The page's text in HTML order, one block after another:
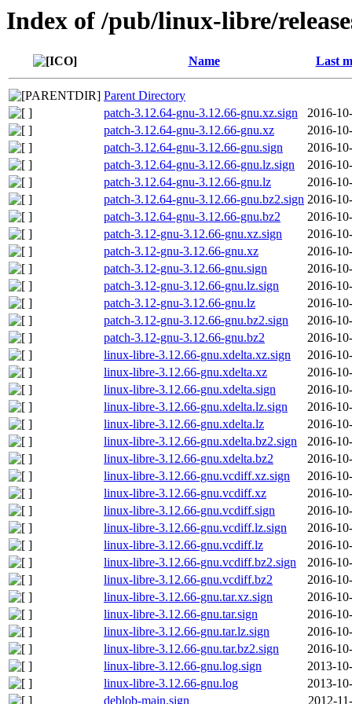
Index of /pub/linux-libre/
Name Last
Parent Directory
patch-3.12.64-gnu-3.12.66-gnu.xz.sign
2016-
patch-3.12.64-gnu-3.12.66-gnu.xz
2016-
patch-3.12.64-gnu-3.12.66-gnu.sign
2016-
patch-3.12.64-gnu-3.12.66-gnu.lz.sign
2016-
patch-3.12.64-gnu-3.12.66-gnu.lz
2016-
patch-3.12.64-gnu-3.12.66-gnu.bz2.sign 2016-
patch-3.12.64-gnu-3.12.66-gnu.bz2
2016-
patch-3.12-gnu-3.12.66-gnu.xz.sign
2016-
patch-3.12-gnu-3.12.66-gnu.xz
2016-
patch-3.12-gnu-3.12.66-gnu.sign
2016-
patch-3.12-gnu-3.12.66-gnu.lz.sign
2016-
patch-3.12-gnu-3.12.66-gnu.lz
2016-
patch-3.12-gnu-3.12.66-gnu.bz2.sign
2016-
patch-3.12-gnu-3.12.66-gnu.bz2
2016-
linux-libre-3.12.66-gnu.xdelta.xz.sign
2016-
linux-libre-3.12.66-gnu.xdelta.xz
2016-
linux-libre-3.12.66-gnu.xdelta.sign
2016-
linux-libre-3.12.66-gnu.xdelta.lz.sign
2016-
linux-libre-3.12.66-gnu.xdelta.lz
2016-
linux-libre-3.12.66-gnu.xdelta.bz2.sign
2016-
linux-libre-3.12.66-gnu.xdelta.bz2
2016-
linux-libre-3.12.66-gnu.vcdiff.xz.sign
2016-
linux-libre-3.12.66-gnu.vcdiff.xz
2016-
linux-libre-3.12.66-gnu.vcdiff.sign
2016-
linux-libre-3.12.66-gnu.vcdiff.lz.sign
2016-
linux-libre-3.12.66-gnu.vcdiff.lz
2016-
linux-libre-3.12.66-gnu.vcdiff.bz2.sign
2016-
linux-libre-3.12.66-gnu.vcdiff.bz2
2016-
linux-libre-3.12.66-gnu.tar.xz.sign
2016-
linux-libre-3.12.66-gnu.tar.sign
2016-
linux-libre-3.12.66-gnu.tar.lz.sign
2016-
linux-libre-3.12.66-gnu.tar.bz2.sign
2016-
linux-libre-3.12.66-gnu.log.sign
2013-
linux-libre-3.12.66-gnu.log
2013-
deblob-main.sign
2012-